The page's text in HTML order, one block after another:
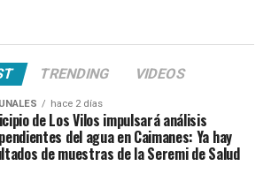
TRENDING VIDEOS
hace 2 días
de Los Vilos impulsará análisis
del agua en Caimanes: Ya hay
de muestras de la Seremi de Salud